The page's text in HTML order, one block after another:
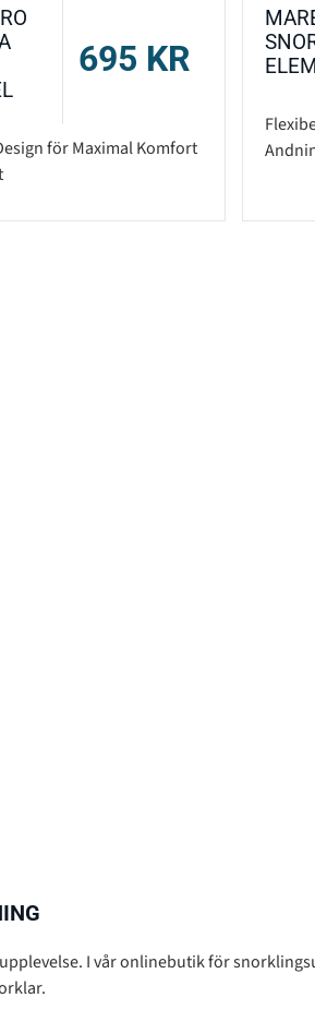
695 KR
för Maximal Komfort
I vår onlinebutik för